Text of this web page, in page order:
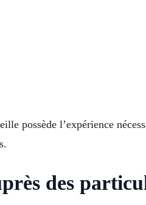
possède l’expérience
des